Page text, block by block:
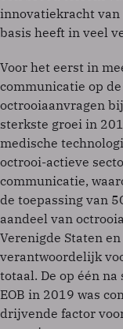
innovatiekracht van
basis heeft in veel
Voor het eerst in
communicatie op
octrooiaanvragen
sterkste groei in
medische
octrooi-actieve
communicatie,
de toepassing van
aandeel van
Verenigde Staten
verantwoordelijk
totaal. De op één
EOB in 2019 was
drijvende factor